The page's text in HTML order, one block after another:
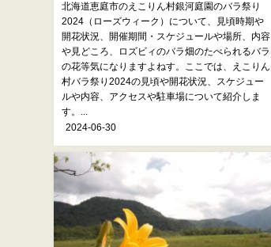
北海道恵庭市のえこりん村銀河庭園のバラ祭り
2024（ローズウィーク）について、見頃時期や
開花状況、開催期間・スケジュールや場所、内容
や見どころ、ロズビィのバラ畑のたべられるバラ
の花等気になりますよねす。ここでは、えこりん
村バラ祭り2024の見頃や開花状況、スケジュー
ルや内容、アクセスや駐車場について紹介しま
す。...
2024-06-30